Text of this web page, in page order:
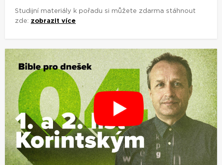
Studijní materiály k pořadu si můžete zdarma stáhnout
zde: zobrazit více